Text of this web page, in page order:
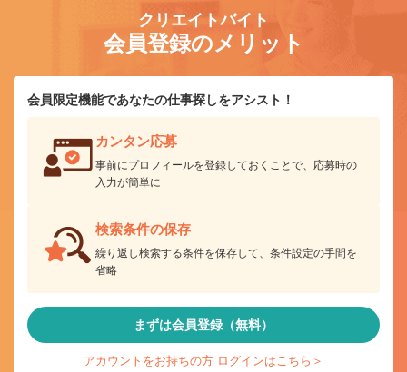
クリエイトバイト
会員登録のメリット
会員限定機能であなたの仕事探しをアシスト！
カンタン応募
事前にプロフィールを登録しておくことで、応募時の
入力が簡単に
検索条件の保存
繰り返し検索する条件を保存して、条件設定の手間を
省略
まずは会員登録（無料）
アカウントをお持ちの方 ログインはこちら＞